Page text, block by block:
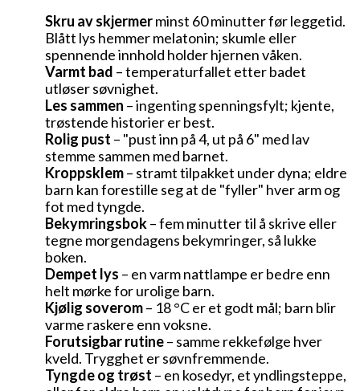
Skru av skjermerminst 60 minutter før leggetid.
Blått lys hemmer melatonin; skumle eller
spennende innhold holder hjernen våken.
Varmt bad – temperaturfallet etter badet
utløser søvnighet.
Les sammen – ingenting spenningsfylt; kjente,
trøstende historier er best.
Rolig pust – "pust inn på 4, ut på 6" med lav
stemme sammen med barnet.
Kroppsklem– stramt tilpakket under dyna; eldre
barn kan forestille seg at de "fyller" hver arm og
fot med tyngde.
Bekymringsbok– fem minutter til å skrive eller
tegne morgendagens bekymringer, så lukke
boken.
Dempet lys – en varm nattlampe er bedre enn
helt mørke for urolige barn.
Kjølig soverom– 18 °C er et godt mål; barn blir
varme raskere enn voksne.
Forutsigbar rutine– samme rekkefølge hver
kveld. Trygghet er søvnfremmende.
Tyngde og trøst – en kosedyr, et yndlingsteppe,
INNHOLDSFORTEGNELSE
Hvor mye søvn trenger et barn?
Hvorfor ettåringer sover så dårlig
En søvnrutine som virker